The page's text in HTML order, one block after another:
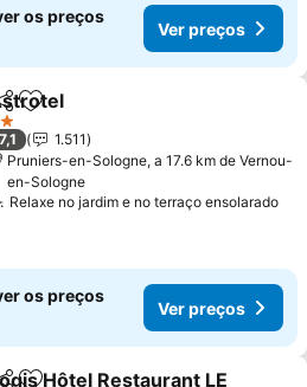
os preços
Ver preços
Adicionar aos favoritos
7,1
1.511
Pruniers-en-Sologne, a 17.6 km de Vernou-
en-Sologne
Relaxe no jardim e no terraço ensolarado
os preços
Ver preços
Hôtel Restaurant LE